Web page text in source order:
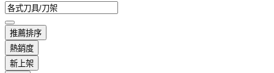
推薦排序
熱銷度
新上架